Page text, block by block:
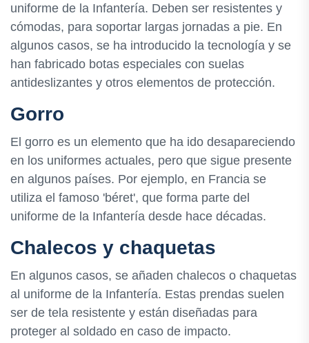
uniforme de la Infantería. Deben ser resistentes y
cómodas, para soportar largas jornadas a pie. En
algunos casos, se ha introducido la tecnología y se
han fabricado botas especiales con suelas
antideslizantes y otros elementos de protección.
Gorro
El gorro es un elemento que ha ido desapareciendo
en los uniformes actuales, pero que sigue presente
en algunos países. Por ejemplo, en Francia se
utiliza el famoso 'béret', que forma parte del
uniforme de la Infantería desde hace décadas.
Chalecos y chaquetas
En algunos casos, se añaden chalecos o chaquetas
al uniforme de la Infantería. Estas prendas suelen
ser de tela resistente y están diseñadas para
proteger al soldado en caso de impacto.